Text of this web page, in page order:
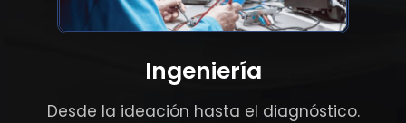
Ingeniería
Desde la ideación hasta el diagnóstico.